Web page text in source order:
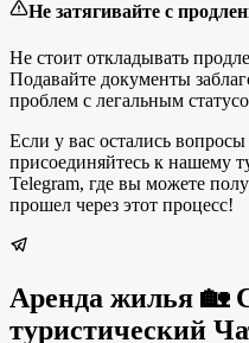
Не затягивайте с
Не стоит откладывать
Подавайте документы
проблем с легальным
Если у вас остались
присоединяйтесь к нашему
Telegram, где вы можете
прошел через этот процесс!
Аренда жилья
туристический